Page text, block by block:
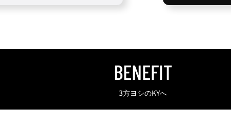
BENEFIT
3方ヨシのKYへ